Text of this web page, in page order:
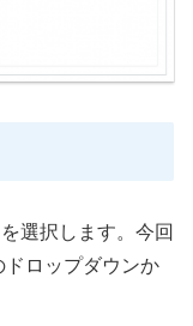
選択します。今回
ロップダウンか